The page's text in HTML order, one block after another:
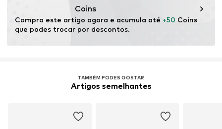
Reclamação: All-rounder
Coins
Compra este artigo agora e acumula até +50 Coins
que podes trocar por descontos.
TAMBÉM PODES GOSTAR
Artigos semelhantes